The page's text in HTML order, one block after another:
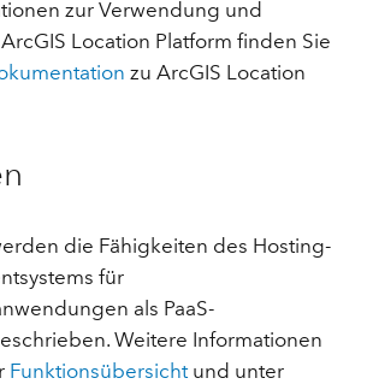
zur Verwendung und
Location Platform finden Sie
zu ArcGIS Location
die Fähigkeiten des Hosting-
für
als PaaS-
Weitere Informationen
Funktionsübersichtund unter